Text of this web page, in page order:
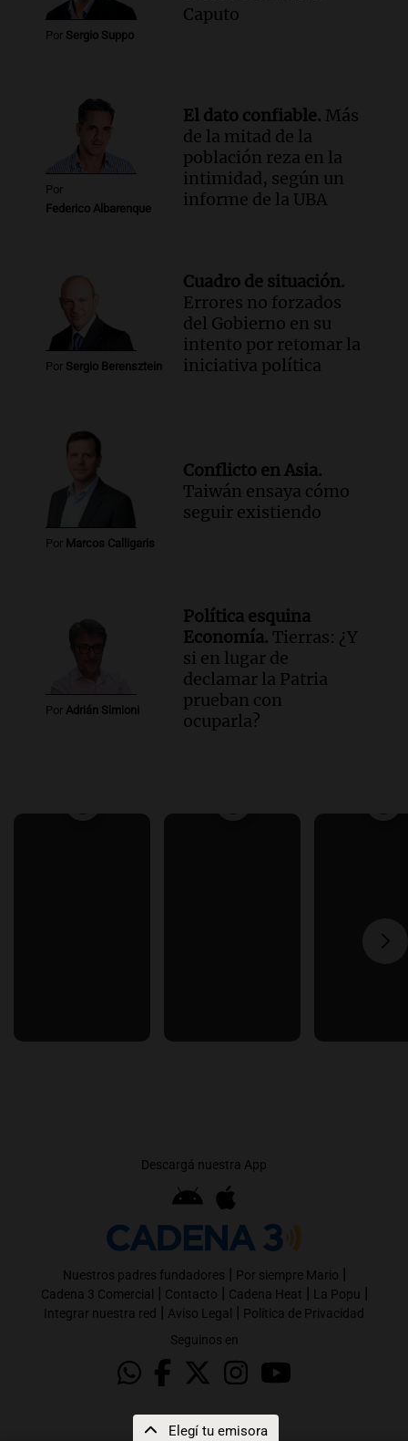
Elegí tu emisora
agua entra por donde menos
imaginamos"
Por Sergio Suppo
Caputo
Por
Federico Albarenque
El dato confiable. Más
de la mitad de la
población reza en la
intimidad, según un
informe de la UBA
Por Sergio Berensztein
Cuadro de situación.
Errores no forzados
del Gobierno en su
intento por retomar la
iniciativa política
Por Marcos Calligaris
Conflicto en Asia.
Taiwán ensaya cómo
seguir existiendo
Por Adrián Simioni
Política esquina
Economía. Tierras: ¿Y
si en lugar de
declamar la Patria
prueban con
ocuparla?
Descargá nuestra App
Nuestros padres fundadores | Por siempre Mario |
Cadena 3 Comercial | Contacto | Cadena Heat | La Popu |
Integrar nuestra red | Aviso Legal | Política de Privacidad
Seguinos en